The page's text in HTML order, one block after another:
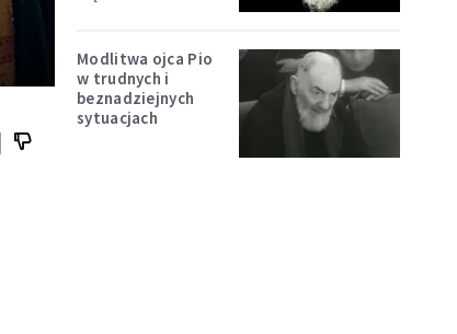
Modlitwa ojca Pio
w trudnych i
beznadziejnych
sytuacjach